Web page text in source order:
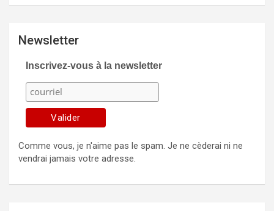
Newsletter
Inscrivez-vous à la newsletter
Comme vous, je n'aime pas le spam. Je ne cèderai ni ne
vendrai jamais votre adresse.